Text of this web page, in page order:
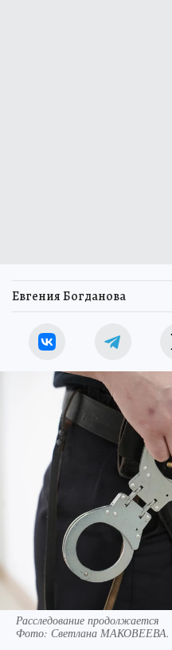
Евгения Богданова
Расследование продолжается
Фото: Светлана МАКОВЕЕВА.